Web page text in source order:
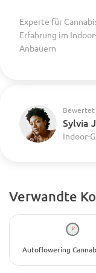
Experte für
Erfahrung im
Anbauern
Bewertet
Sylvia
Indoor-
Verwandte
Autoflowering